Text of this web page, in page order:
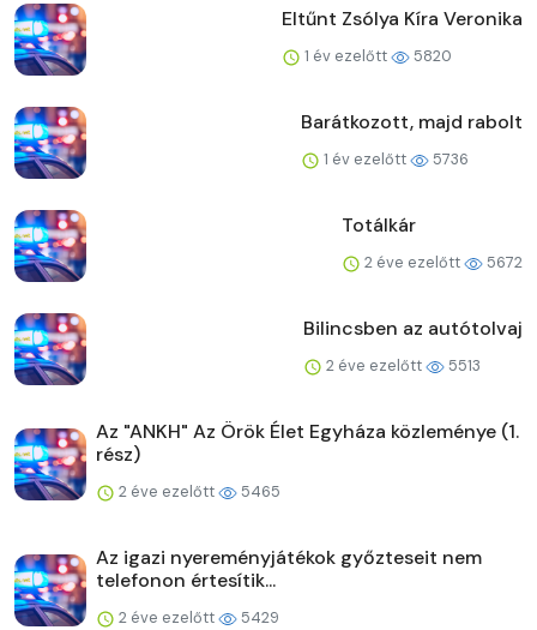
Eltűnt Zsólya Kíra Veronika
1 év ezelőtt 5820
Barátkozott, majd rabolt
1 év ezelőtt 5736
Totálkár
2 éve ezelőtt 5672
Bilincsben az autótolvaj
2 éve ezelőtt 5513
Az "ANKH" Az Örök Élet Egyháza közleménye (1.
rész)
2 éve ezelőtt 5465
Az igazi nyereményjátékok győzteseit nem
telefonon értesítik...
2 éve ezelőtt 5429